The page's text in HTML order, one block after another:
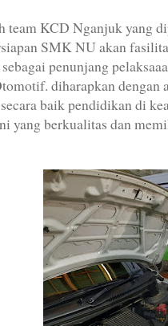
team KCD Nganjuk yang
SMK NU akan
penunjang
diharapkan
baik pendidikan di
yang berkualitas dan